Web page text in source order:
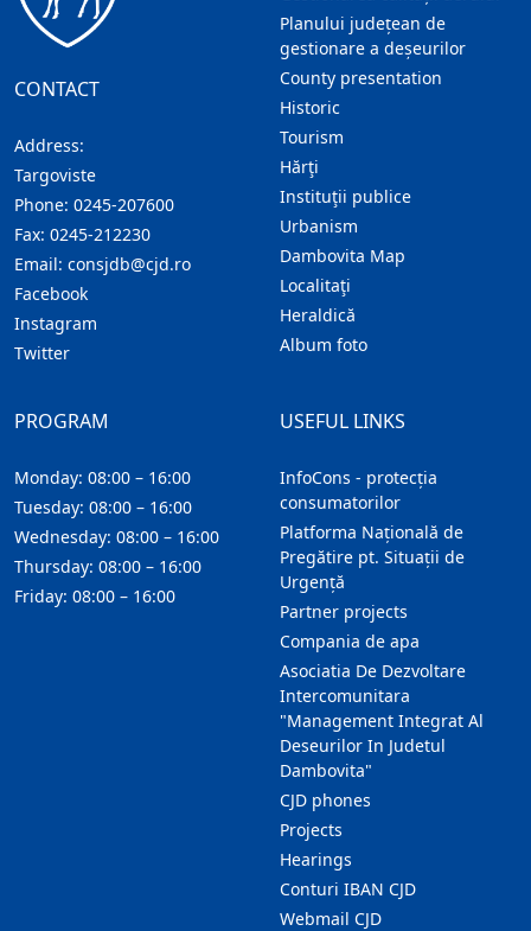
CONTACT
Address:
Targoviste
Phone: 0245-207600
Fax: 0245-212230
Email: consjdb@cjd.ro
Facebook
Instagram
Twitter
Planului județean de
gestionare a deșeurilor
County presentation
Historic
Tourism
Hărţi
Instituţii publice
Urbanism
Dambovita Map
Localitaţi
Heraldică
Album foto
USEFUL LINKS
InfoCons - protecția
consumatorilor
Platforma Națională de
Pregătire pt. Situații de
Urgență
Partner projects
Compania de apa
Asociatia De Dezvoltare
Intercomunitara
"Management Integrat Al
Deseurilor In Judetul
Dambovita"
CJD phones
Projects
Hearings
Conturi IBAN CJD
Webmail CJD
PROGRAM
Monday: 08:00 – 16:00
Tuesday: 08:00 – 16:00
Wednesday: 08:00 – 16:00
Thursday: 08:00 – 16:00
Friday: 08:00 – 16:00